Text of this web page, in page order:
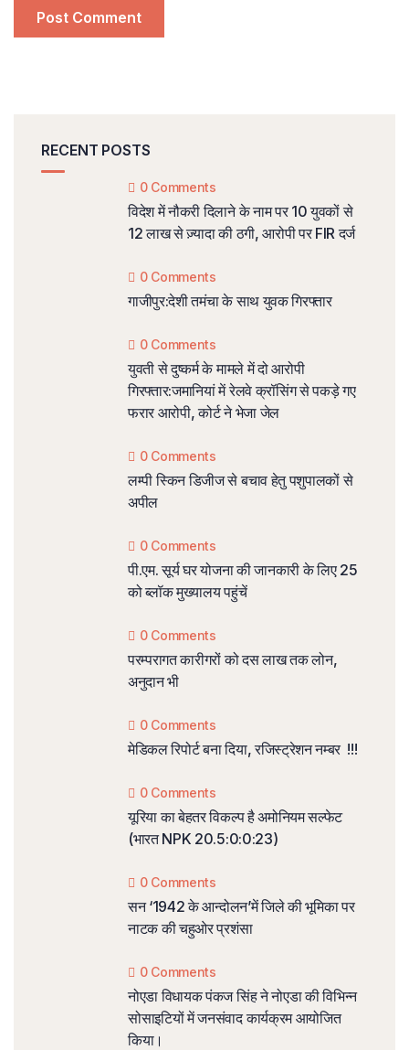
RECENT POSTS
0 Comments
विदेश में नौकरी दिलाने के नाम पर 10 युवकों से
12 लाख से ज़्यादा की ठगी, आरोपी पर FIR दर्ज
0 Comments
गाजीपुर:देशी तमंचा के साथ युवक गिरफ्तार
0 Comments
युवती से दुष्कर्म के मामले में दो आरोपी
गिरफ्तार:जमानियां में रेलवे क्रॉसिंग से पकड़े गए
फरार आरोपी, कोर्ट ने भेजा जेल
0 Comments
लम्पी स्किन डिजीज से बचाव हेतु पशुपालकों से
अपील
0 Comments
पी.एम. सूर्य घर योजना की जानकारी के लिए 25
को ब्लॉक मुख्यालय पहुंचें
0 Comments
परम्परागत कारीगरों को दस लाख तक लोन,
अनुदान भी
0 Comments
मेडिकल रिपोर्ट बना दिया, रजिस्ट्रेशन नम्बर !!!
0 Comments
यूरिया का बेहतर विकल्प है अमोनियम सल्फेट
(भारत NPK 20.5:0:0:23)
0 Comments
सन ‘1942 के आन्दोलन’में जिले की भूमिका पर
नाटक की चहुओर प्रशंसा
0 Comments
नोएडा विधायक पंकज सिंह ने नोएडा की विभिन्न
सोसाइटियों में जनसंवाद कार्यक्रम आयोजित
किया।